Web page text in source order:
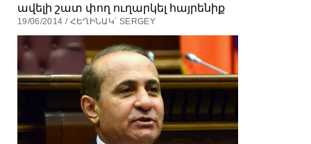
ավելի շատ փող ուղարկել հայրենիք
19/06/2014 / ՀԵՂԻՆԱԿ՝ SERGEY